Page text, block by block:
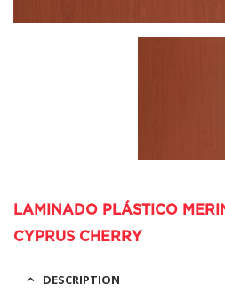
LAMINADO PLÁSTICO
CYPRUS CHERRY
DESCRIPTION